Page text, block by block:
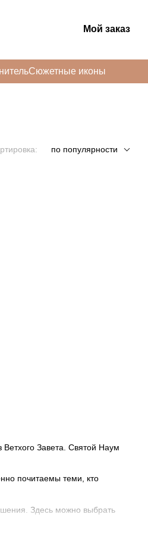
Мой заказ
Сюжетные иконы
по популярности
Ветхого Завета. Святой Наум
почитаемы теми, кто
Здесь можно выбрать